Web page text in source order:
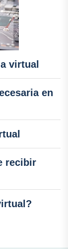
virtual
en
recibir